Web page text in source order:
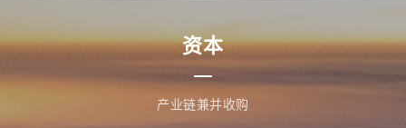
资本
产业链兼并收购